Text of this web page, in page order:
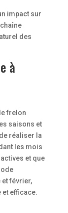
impact sur
des
à
frelon
saisons et
réaliser la
les mois
et que
et février,
et efficace.